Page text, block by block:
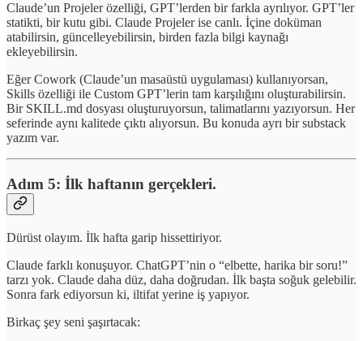
Claude’un Projeler özelliği, GPT’lerden bir farkla ayrılıyor. GPT’ler
statikti, bir kutu gibi. Claude Projeler ise canlı. İçine doküman
atabilirsin, güncelleyebilirsin, birden fazla bilgi kaynağı
ekleyebilirsin.
Eğer Cowork (Claude’un masaüstü uygulaması) kullanıyorsan,
Skills özelliği ile Custom GPT’lerin tam karşılığını oluşturabilirsin.
Bir SKILL.md dosyası oluşturuyorsun, talimatlarını yazıyorsun. Her
seferinde aynı kalitede çıktı alıyorsun. Bu konuda ayrı bir substack
yazım var.
Adım 5: İlk haftanın gerçekleri.
Dürüst olayım. İlk hafta garip hissettiriyor.
Claude farklı konuşuyor. ChatGPT’nin o “elbette, harika bir soru!”
tarzı yok. Claude daha düz, daha doğrudan. İlk başta soğuk gelebilir.
Sonra fark ediyorsun ki, iltifat yerine iş yapıyor.
Birkaç şey seni şaşırtacak: